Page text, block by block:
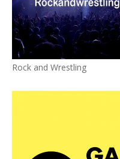
Rock and Wrestling